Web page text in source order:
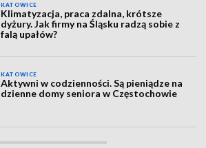
KATOWICE
Klimatyzacja, praca zdalna, krótsze
dyżury. Jak firmy na Śląsku radzą sobie z
falą upałów?
KATOWICE
Aktywni w codzienności. Są pieniądze na
dzienne domy seniora w Częstochowie